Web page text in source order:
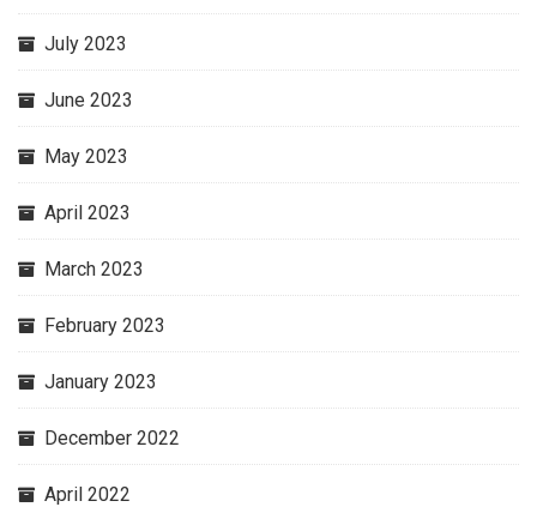
July 2023
June 2023
May 2023
April 2023
March 2023
February 2023
January 2023
December 2022
April 2022